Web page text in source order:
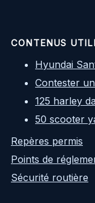
CONTENUS
Hyundai
Contester
125 harley
50 scooter
Repères permis
Points de
Sécurité routière